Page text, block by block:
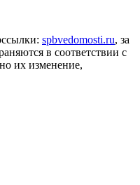
spbvedomosti.ru, за
в соответствии с
их изменение,